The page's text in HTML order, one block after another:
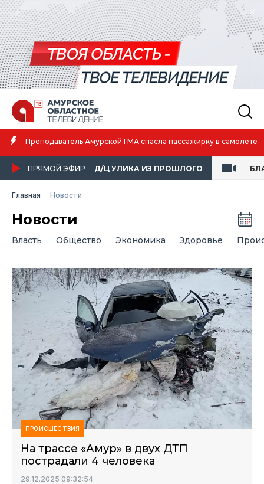
Амурская спортсменка выиграла первенство России по лёгкой
атлетике
ПРЯМОЙ ЭФИР Д/Ц УЛИКА ИЗ ПРОШЛОГО
Главная Новости
Новости
Власть Общество Экономика Здоровье
ПРОИСШЕСТВИЯ
На трассе «Амур» в двух ДТП
пострадали 4 человека
29.12.2025 09:32:54